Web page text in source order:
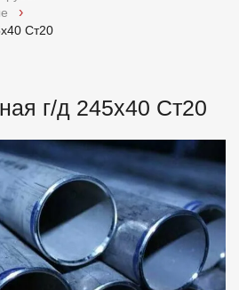
Ст20
г/д 245х40 Ст20